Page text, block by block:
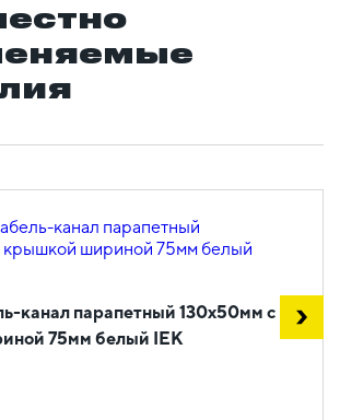
канал парапетный 130х50мм с
75мм белый IEK